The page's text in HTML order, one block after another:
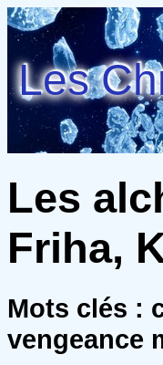
Les
Les
Friha,
Mots clés :
vengeance